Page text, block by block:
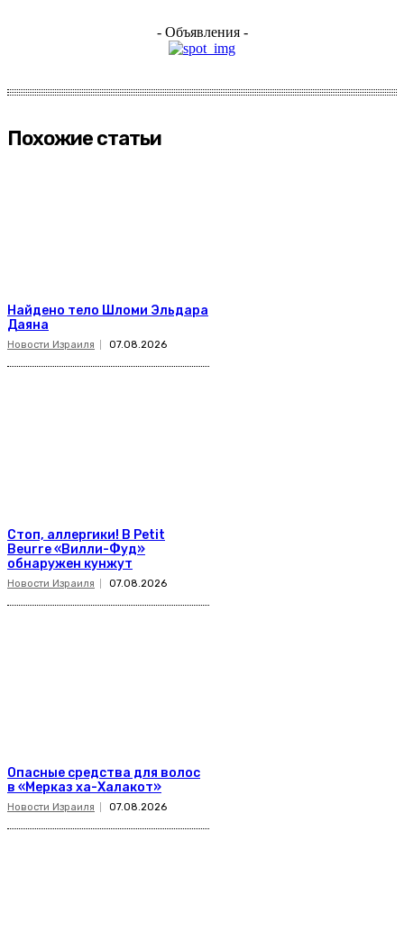
- Объявления -
Похожие статьи
Найдено тело Шломи Эльдара
Даяна
Новости Израиля 07.08.2026
Стоп, аллергики! В Petit
Beurre «Вилли-Фуд»
обнаружен кунжут
Новости Израиля 07.08.2026
Опасные средства для волос
в «Мерказ ха-Халакот»
Новости Израиля 07.08.2026